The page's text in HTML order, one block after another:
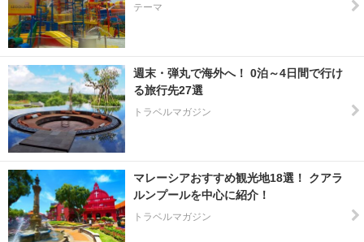
テーマ
週末・弾丸で海外へ！ 0泊～4日間で行け
る旅行先27選
トラベルマガジン
マレーシアおすすめ観光地18選！ クアラ
ルンプールを中心に紹介！
トラベルマガジン